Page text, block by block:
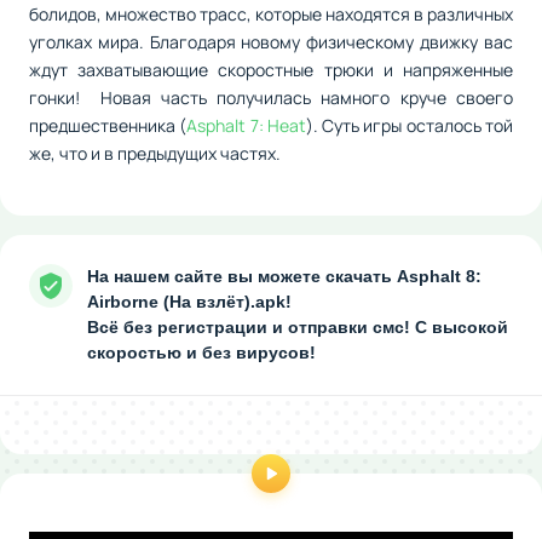
болидов, множество трасс, которые находятся в различных
уголках мира. Благодаря новому физическому движку вас
ждут захватывающие скоростные трюки и напряженные
гонки! Новая часть получилась намного круче своего
предшественника (Asphalt 7: Heat). Суть игры осталось той
же, что и в предыдущих частях.
На нашем сайте вы можете скачать Asphalt 8:
Airborne (На взлёт).apk!
Всё без регистрации и отправки смс! С высокой
скоростью и без вирусов!